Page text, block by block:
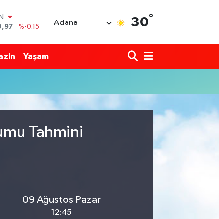
%-0.15
Adana 30°
Yaşam
Tahmini
09 Ağustos Pazar
12:45